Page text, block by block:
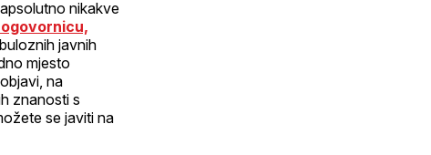
nikakve
javnih
mjesto
na
znanosti s
se javiti na